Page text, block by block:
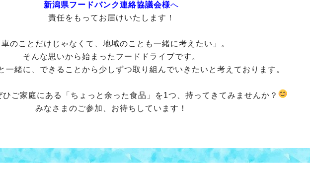
新潟県フードバンク連絡協議会様へ
責任をもってお届けいたします！
のことだけじゃなくて、地域のことも一緒に考えたい」。
そんな思いから始まったフードドライブです。
一緒に、できることから少しずつ取り組んでいきたいと考えております。
ご家庭にある「ちょっと余った食品」を1つ、持ってきてみませんか？
みなさまのご参加、お待ちしています！